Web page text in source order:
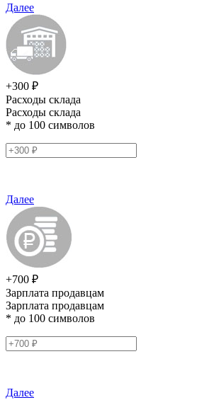
Далее
+300 ₽
Расходы склада
Расходы склада
* до 100 символов
Далее
+700 ₽
Зарплата продавцам
Зарплата продавцам
* до 100 символов
Далее